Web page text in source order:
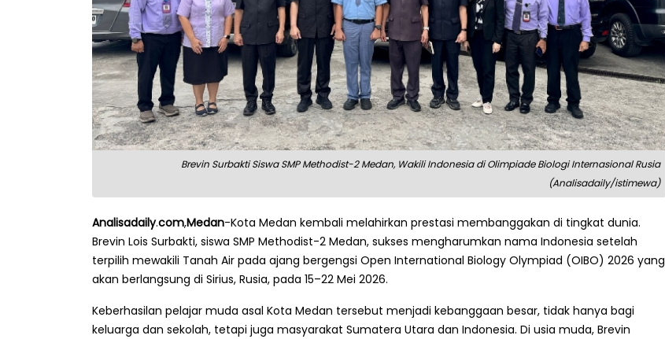
Brevin Surbakti Siswa SMP Methodist-2 Medan, Wakili Indonesia di Olimpiade Biologi Internasional Rusia
(Analisadaily/istimewa)
Analisadaily.com,Medan-Kota Medan kembali melahirkan prestasi membanggakan di tingkat dunia.
Brevin Lois Surbakti, siswa SMP Methodist-2 Medan, sukses mengharumkan nama Indonesia setelah
terpilih mewakili Tanah Air pada ajang bergengsi Open International Biology Olympiad (OIBO) 2026 yang
akan berlangsung di Sirius, Rusia, pada 15–22 Mei 2026.
Keberhasilan pelajar muda asal Kota Medan tersebut menjadi kebanggaan besar, tidak hanya bagi
keluarga dan sekolah, tetapi juga masyarakat Sumatera Utara dan Indonesia. Di usia muda, Brevin